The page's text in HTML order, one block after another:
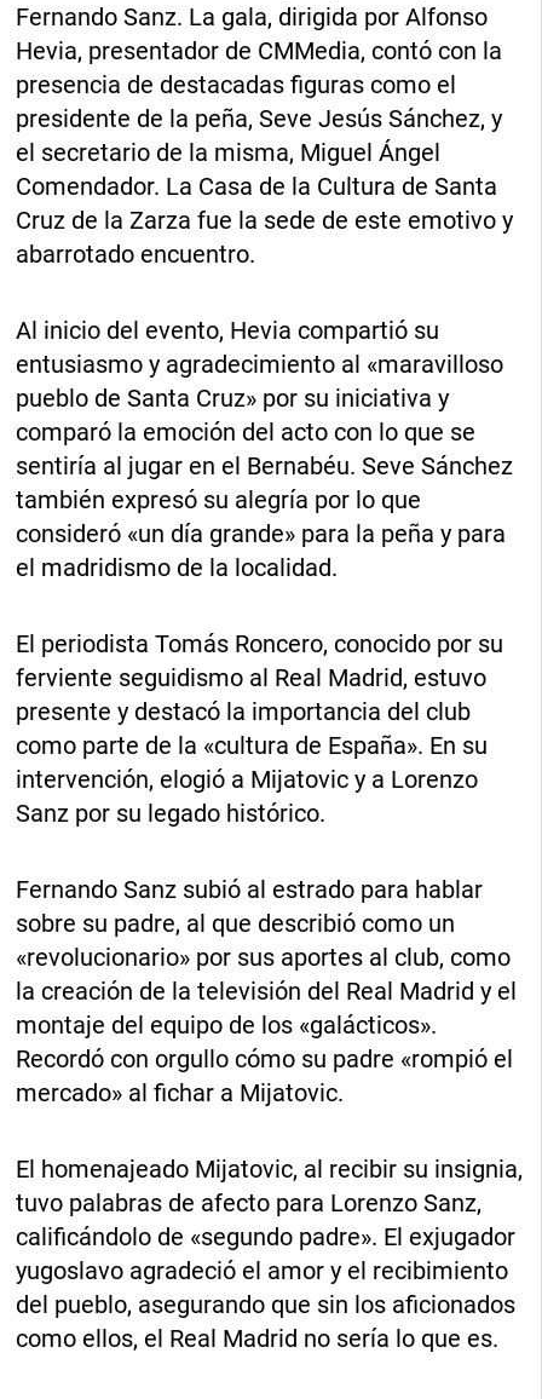
Fernando Sanz. La gala, dirigida por Alfonso
Hevia, presentador de CMMedia, contó con la
presencia de destacadas figuras como el
presidente de la peña, Seve Jesús Sánchez, y
el secretario de la misma, Miguel Ángel
Comendador. La Casa de la Cultura de Santa
Cruz de la Zarza fue la sede de este emotivo y
abarrotado encuentro.
Al inicio del evento, Hevia compartió su
entusiasmo y agradecimiento al «maravilloso
pueblo de Santa Cruz» por su iniciativa y
comparó la emoción del acto con lo que se
sentiría al jugar en el Bernabéu. Seve Sánchez
también expresó su alegría por lo que
consideró «un día grande» para la peña y para
el madridismo de la localidad.
El periodista Tomás Roncero, conocido por su
ferviente seguidismo al Real Madrid, estuvo
presente y destacó la importancia del club
como parte de la «cultura de España». En su
intervención, elogió a Mijatovic y a Lorenzo
Sanz por su legado histórico.
Fernando Sanz subió al estrado para hablar
sobre su padre, al que describió como un
«revolucionario» por sus aportes al club, como
la creación de la televisión del Real Madrid y el
montaje del equipo de los «galácticos».
Recordó con orgullo cómo su padre «rompió el
mercado» al fichar a Mijatovic.
El homenajeado Mijatovic, al recibir su insignia,
tuvo palabras de afecto para Lorenzo Sanz,
calificándolo de «segundo padre». El exjugador
yugoslavo agradeció el amor y el recibimiento
del pueblo, asegurando que sin los aficionados
como ellos, el Real Madrid no sería lo que es.